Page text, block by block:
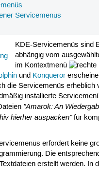
Servicemenüs
KDE-Servicemenüs sind
abhängig vom
im Kontextmenü
und Konqueror
die Servicemenüs erheblich
installierte
"Amarok: An
hierher auspacken"für
erfordert keine
Die
erstellt werden. In